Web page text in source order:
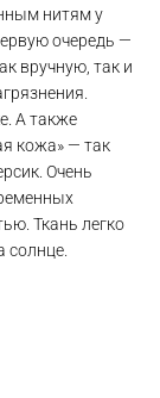
нитям у
очередь —
вручную, так и
А также
кожа» — так
Очень
Ткань легко
солнце.